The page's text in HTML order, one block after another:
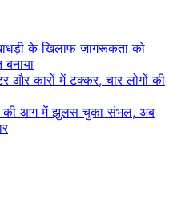
के खिलाफ जागरूकता को
और कारों में टक्कर, चार लोगों की
की आग में झुलस चुका संभल, अब